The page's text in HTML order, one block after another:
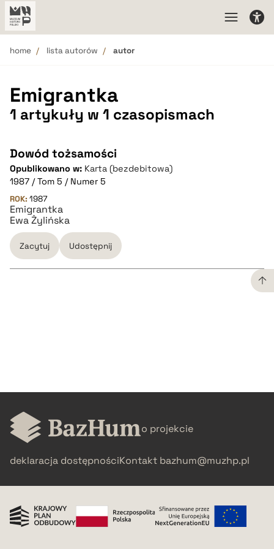
home lista autorów autor
Emigrantka
1 artykuły w 1 czasopismach
Dowód tożsamości
Opublikowano w: Karta (bezdebitowa)
1987 / Tom 5 / Numer 5
ROK: 1987
Emigrantka
Ewa Żylińska
Zacytuj Udostępnij
pobierz cytat
o projekcie
deklaracja dostępnościKontakt bazhum@muzhp.pl